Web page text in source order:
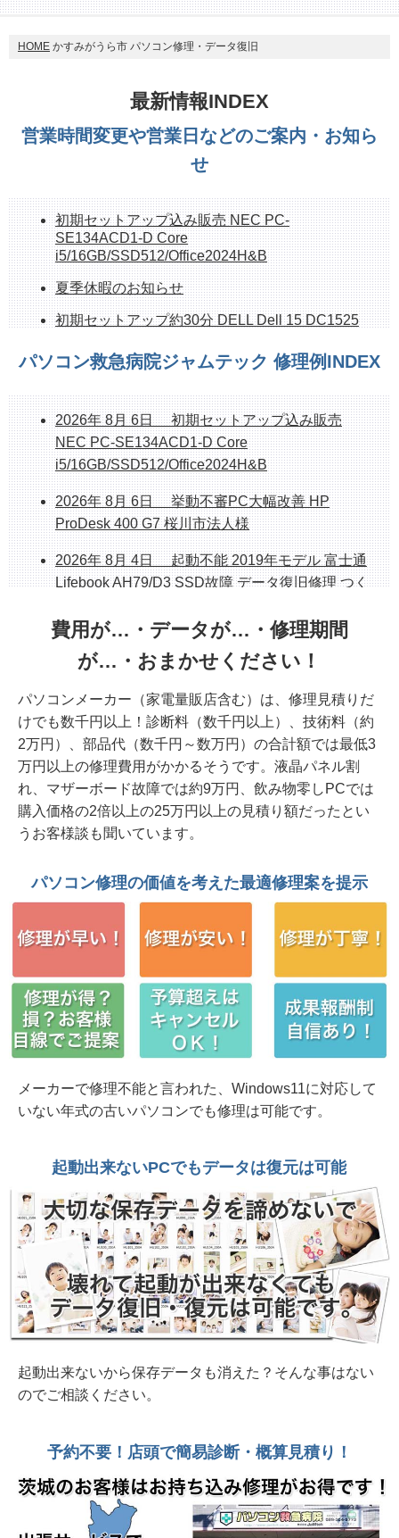
HOME かすみがうら市 パソコン修理・データ復旧
最新情報INDEX
営業時間変更や営業日などのご案内・お知ら
せ
初期セットアップ込み販売 NEC PC-
SE134ACD1-D Core
i5/16GB/SSD512/Office2024H&B
夏季休暇のお知らせ
初期セットアップ約30分 DELL Dell 15 DC1525
持ち帰れます！ NEC PC-GE33EJYA2 512GB
ホームページシステム更新作業中のお知らせ
整備済み中古デスクトップPC 販売中 富士通
ESPLIMO D586/M
整備済み中古PC販売中 富士通FH70/D1 1TB
SSD/Corei7/8GB/23.8インチ/Office
パソコン救急病院ジャムテック 修理例INDEX
2026年 8月 6日 初期セットアップ込み販売
NEC PC-SE134ACD1-D Core
i5/16GB/SSD512/Office2024H&B
2026年 8月 6日 挙動不審PC大幅改善 HP
ProDesk 400 G7 桜川市法人様
2026年 8月 4日 起動不能 2019年モデル 富士通
Lifebook AH79/D3 SSD故障 データ復旧修理 つく
2026年 8月 3日 起動不能 NECノート VasaPro
VF-G 原因はメモリー故障だった 水戸市
2026年 8月 3日 音が出ない、WiFiが繋がらな
い、動作も遅い マウスコンピュータ 水戸市
2026年 8月 3日 当社修理記事を見てご来店
SSD故障 東芝 dynabook SZ/LSB 水戸市
2026年 7月30日 起動不能/職場環境改善 富士通
ESPLIMO D587/RX 笠間市法人様から
2026年 7月30日 水戸市法人様 NEC PC コーヒ
ー零しでキーボード交換修理
2026年 7月30日 Insert system disk in drive... 起
2026年 7月30日 2in1 HP ENVY x360 15インチ
モデル ヒンジ部分破損 日立市個人様から
2026年 7月26日 購入2か月 落下で画面破損 富
2026年 7月25日 コーラ零しで起動不能 富士通
2026年 7月19日 またまたヒンジ部分の破損
DELL Inspiron15 3520 水戸市
2026年 7月19日 初期セットアップ約30分
DELL Dell 15 DC1525 ND25-FWHBB 新品
2026年 7月19日 持ち帰れます！ NEC PC-
GE33EJYA2 512GB SSD、16G、OfficeH&B
2026年 7月19日 起動に4時間？起動後も全く動
かない 富士通Lifebook WA2/A3 2016年製
2026年 7月16日 ASUS VIVOBook ヒンジ部分
したい。他社様見積り額十数万円 SONY
USB4GB
費用が…・データが…・修理期間
が…・おまかせください！
パソコンメーカー（家電量販店含む）は、修理見積りだ
けでも数千円以上！診断料（数千円以上）、技術料（約
2万円）、部品代（数千円～数万円）の合計額では最低3
万円以上の修理費用がかかるそうです。液晶パネル割
れ、マザーボード故障では約9万円、飲み物零しPCでは
購入価格の2倍以上の25万円以上の見積り額だったとい
うお客様談も聞いています。
パソコン修理の価値を考えた最適修理案を提示
メーカーで修理不能と言われた、Windows11に対応して
いない年式の古いパソコンでも修理は可能です。
起動出来ないPCでもデータは復元は可能
起動出来ないから保存データも消えた？そんな事はない
のでご相談ください。
予約不要！店頭で簡易診断・概算見積り！